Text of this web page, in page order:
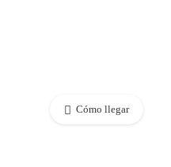
Cómo llegar